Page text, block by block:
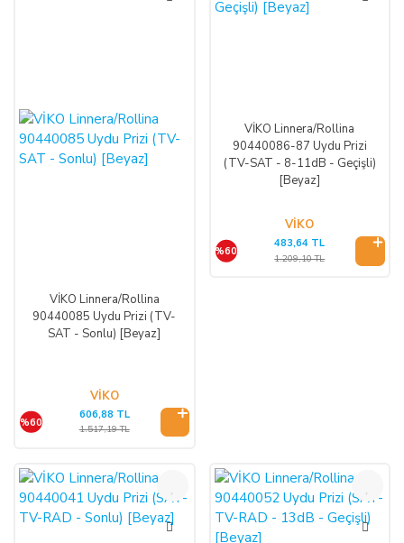
VİKO Linnera/Rollina
90440085 Uydu Prizi (TV-
SAT - Sonlu) [Beyaz]
VİKO
%60
606,88 TL
1.517,19 TL
VİKO Linnera/Rollina
90440086-87 Uydu Prizi
(TV-SAT - 8-11dB - Geçişli)
[Beyaz]
VİKO
%60
483,64 TL
1.209,10 TL
%60 %60